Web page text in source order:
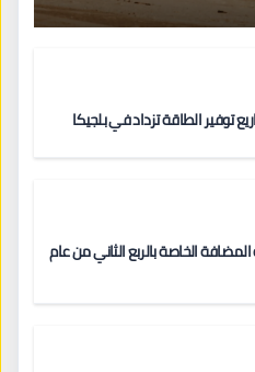
توفير الطاقة تزداد في بلجيكا
الخاصة بالربع الثاني من عام